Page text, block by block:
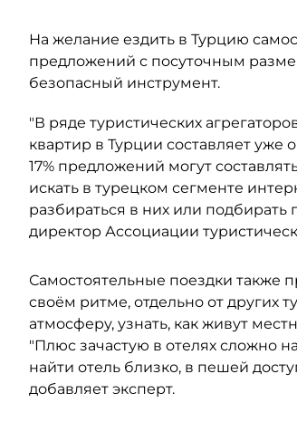
На желание ездить в Турцию
предложений с посуточным
безопасный инструмент.
"В ряде туристических
квартир в Турции составляет уже
17% предложений могут
искать в турецком сегменте
разбираться в них или
директор Ассоциации
Самостоятельные поездки также
своём ритме, отдельно от других
атмосферу, узнать, как живут
"Плюс зачастую в отелях сложно
найти отель близко, в пешей
добавляет эксперт.